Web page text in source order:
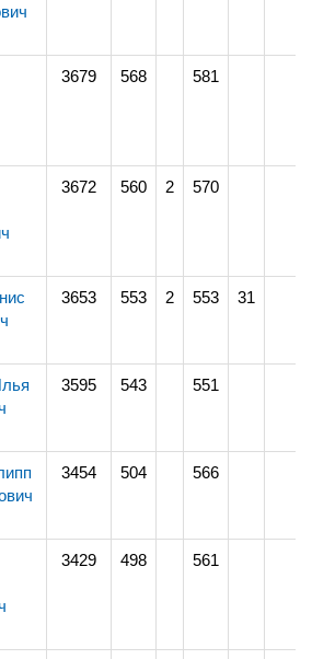
3679 568 581
3672 560 2 570
3653 553 2 553 31
3595 543 551
3454 504 566
3429 498 561